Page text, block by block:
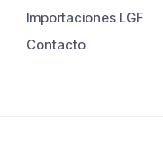
Importaciones LGF
Contacto